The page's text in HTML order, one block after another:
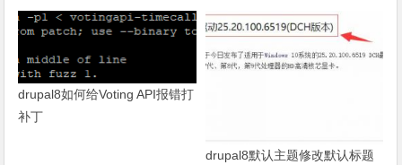
drupal8如何给Voting API报错打
补丁
drupal8默认主题修改默认标题